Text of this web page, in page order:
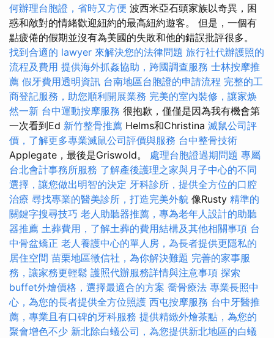
何辦理台胞證，省時又方便 波西米亞石頭家族以奇異，困
惑和敵對的情緒歡迎紐約的最高紐約遊客。 但是，一個有
點疲倦的假期並沒有為美國的失敗和他的錯誤批評很多。
找到合適的 lawyer 來解決您的法律問題 旅行社代辦護照的
流程及費用 提供海外抓姦協助，跨國調查服務 士林按摩推
薦 假牙費用透明資訊 台南地區台胞證的申請流程 完整的工
商登記服務，助您順利開展業務 完美的室內裝修，讓家焕
然一新 台中運動按摩服務 很抱歉，僅僅是因為我有機會第
一次看到Ed 新竹整骨推薦 Helms和Christina 滅鼠公司評
價，了解更多專業滅鼠公司評價與服務 台中整骨技術
Applegate，最後是Griswold。 處理台胞證過期問題 專屬
台北會計事務所服務 了解產後護理之家與月子中心的不同
選擇，讓您做出明智的決定 牙科診所，提供全方位的口腔
治療 尋找專業的醫美診所，打造完美外貌 像Rusty 精準的
關鍵字搜尋技巧 老人助聽器推薦，專為老年人設計的助聽
器推薦 土葬費用，了解土葬的費用結構及其他相關事項 台
中骨盆矯正 老人養護中心的單人房，為長者提供更隱私的
居住空間 苗栗地區徵信社，為你解決難題 完善的家事服
務，讓家務更輕鬆 護照代辦服務詳情與注意事項 探索
buffet外燴價格，選擇最適合的方案 喬骨療法 專業長照中
心，為您的長者提供全方位照護 西屯按摩服務 台中牙醫推
薦，專業且有口碑的牙科服務 提供精緻外燴茶點，為您的
聚會增色不少 新北除白蟻公司，為您提供新北地區的白蟻